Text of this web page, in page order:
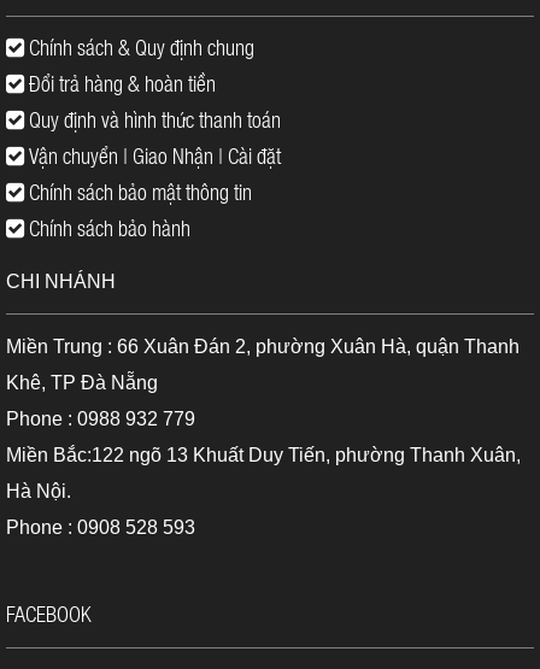
235N cũ
Hiện nay Địa Long là địa chỉ cung cấp máy toàn đạc
Topcon GTS 235N cũ chưa qua sửa chữa với mức giá phải
chăng, chất lượng, bảo hành 12 tháng như máy mới. Máy
được kiểm định, hiệu chuẩn dán tem và làm giấy kiểm định
đầy đủ trước khi bàn giao tới thay khách hàng.
Ngoài ra, Địa Long còn có sẵn rất nhiều dòng máy toàn đạc cũ
Quý khách có nhu cầu tham khảo, vui lòng liên hệ hotline:
Chính sách & Quy định chung
Đổi trả hàng & hoàn tiền
Quy định và hình thức thanh toán
Vận chuyển | Giao Nhận | Cài đặt
Chính sách bảo mật thông tin
Chính sách bảo hành
CHI NHÁNH
Miền Trung : 66 Xuân Đán 2, phường Xuân Hà, quận Thanh
Khê, TP Đà Nẵng
Phone : 0988 932 779
Miền Bắc:122 ngõ 13 Khuất Duy Tiến, phường Thanh Xuân,
Hà Nội.
Phone : 0908 528 593
FACEBOOK